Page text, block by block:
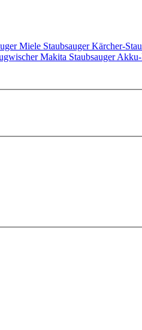
Miele StaubsaugerKärcher-
Makita StaubsaugerAkku-